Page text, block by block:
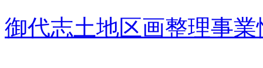
御代志土地区画整理事